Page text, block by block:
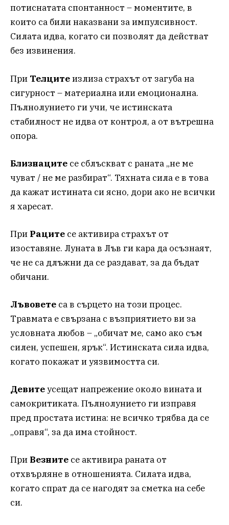
потиснатата спонтанност – моментите, в
които са били наказвани за импулсивност.
Силата идва, когато си позволят да действат
без извинения.
При Телцитеизлиза страхът от загуба на
сигурност – материална или емоционална.
Пълнолунието ги учи, че истинската
стабилност не идва от контрол, а от вътрешна
опора.
Близнаците се сблъскват с раната „не ме
чуват / не ме разбират“. Тяхната сила е в това
да кажат истината си ясно, дори ако не всички
я харесат.
При Раците се активира страхът от
изоставяне. Луната в Лъв ги кара да осъзнаят,
че не са длъжни да се раздават, за да бъдат
обичани.
Лъвовете са в сърцето на този процес.
Травмата е свързана с възприятието ви за
условната любов – „обичат ме, само ако съм
силен, успешен, ярък“. Истинската сила идва,
когато покажат и уязвимостта си.
Девитеусещат напрежение около вината и
самокритиката. Пълнолунието ги изправя
пред простата истина: не всичко трябва да се
„оправя“, за да има стойност.
При Везните се активира раната от
отхвърляне в отношенията. Силата идва,
когато спрат да се нагодят за сметка на себе
си.